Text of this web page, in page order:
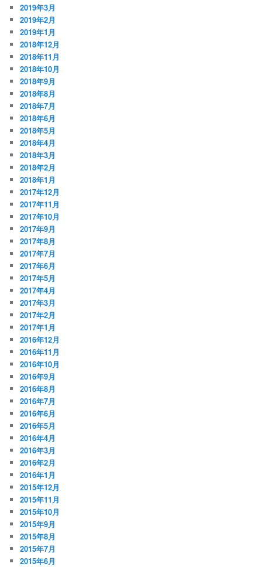
2019年3月
2019年2月
2019年1月
2018年12月
2018年11月
2018年10月
2018年9月
2018年8月
2018年7月
2018年6月
2018年5月
2018年4月
2018年3月
2018年2月
2018年1月
2017年12月
2017年11月
2017年10月
2017年9月
2017年8月
2017年7月
2017年6月
2017年5月
2017年4月
2017年3月
2017年2月
2017年1月
2016年12月
2016年11月
2016年10月
2016年9月
2016年8月
2016年7月
2016年6月
2016年5月
2016年4月
2016年3月
2016年2月
2016年1月
2015年12月
2015年11月
2015年10月
2015年9月
2015年8月
2015年7月
2015年6月